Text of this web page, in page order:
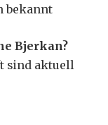
bekannt
Bjerkan?
sind aktuell